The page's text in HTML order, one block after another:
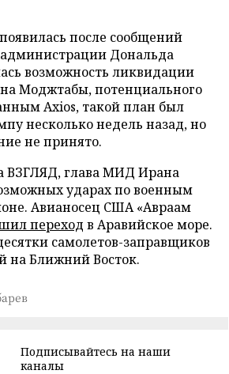
после сообщений
администрации Дональда
возможность ликвидации
Моджтабы, потенциального
Axios, такой план был
несколько недель назад, но
не принято.
ВЗГЛЯД, глава МИД Ирана
ударах по военным
Авианосец США «Авраам
переход в Аравийское море.
самолетов-заправщиков
на Ближний Восток.
Подписывайтесь на наши
каналы